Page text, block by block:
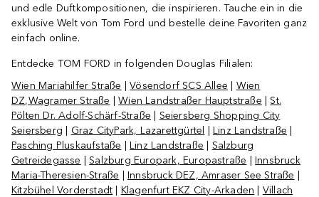
und edle Duftkompositionen, die inspirieren. Tauche ein in die
exklusive Welt von Tom Ford und bestelle deine Favoriten ganz
einfach online.
Entdecke TOM FORD in folgenden Douglas Filialen:
Wien Mariahilfer Straße |Vösendorf SCS Allee
Wien
DZ,Wagramer Straße |Wien Landstraßer Hauptstraße |St.
Pölten Dr. Adolf-Schärf-Straße
Seiersberg Shopping City
Seiersberg
Graz CityPark, Lazarettgürtel |Linz Landstraße
Pasching Pluskaufstaße |Linz Landstraße
Salzburg
Getreidegasse |Salzburg Europark, Europastraße |Innsbruck
Maria-Theresien-Straße |Innsbruck DEZ, Amraser See Straße
Kitzbühel Vorderstadt
Klagenfurt EKZ City-Arkaden
Villach